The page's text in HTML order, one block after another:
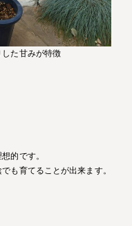
た甘みが特徴
的です。
も育てることが出来ます。